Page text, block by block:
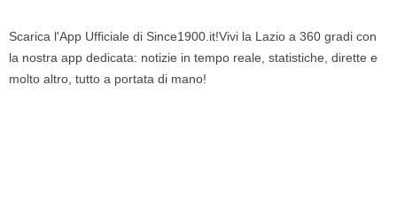
Scarica l'App Ufficiale di Since1900.it!Vivi la Lazio a 360 gradi con
la nostra app dedicata: notizie in tempo reale, statistiche, dirette e
molto altro, tutto a portata di mano!